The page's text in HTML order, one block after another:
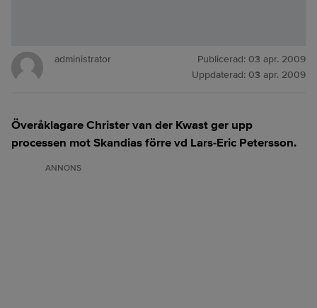
administrator Publicerad: 03 apr. 2009
Uppdaterad: 03 apr. 2009
Överåklagare Christer van der Kwast ger upp
processen mot Skandias förre vd Lars-Eric Petersson.
ANNONS